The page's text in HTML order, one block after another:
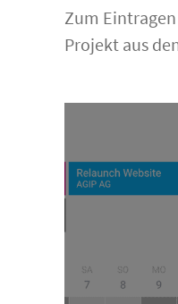
Zum Eintragen
Projekt aus